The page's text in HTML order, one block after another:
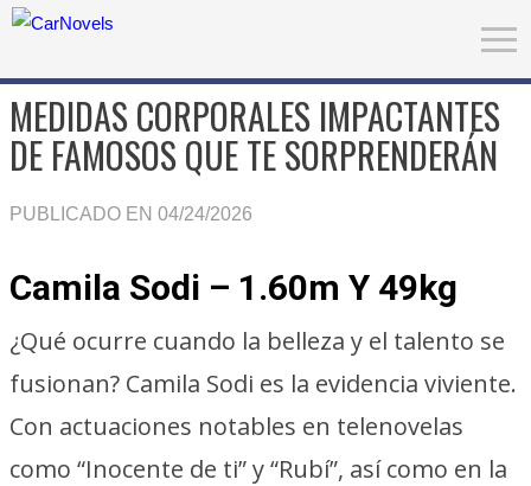
MEDIDAS CORPORALES IMPACTANTES
DE FAMOSOS QUE TE SORPRENDERÁN
PUBLICADO EN 04/24/2026
Camila Sodi – 1.60m Y 49kg
¿Qué ocurre cuando la belleza y el talento se
fusionan? Camila Sodi es la evidencia viviente.
Con actuaciones notables en telenovelas
como “Inocente de ti” y “Rubí”, así como en la